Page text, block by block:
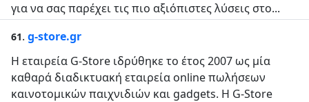
για να σας παρέχει τις πιο αξιόπιστες λύσεις στο...
61. g-store.gr
H εταιρεία G-Store ιδρύθηκε το έτος 2007 ως μία
καθαρά διαδικτυακή εταιρεία online πωλήσεων
καινοτομικών παιχνιδιών και gadgets. Η G-Store